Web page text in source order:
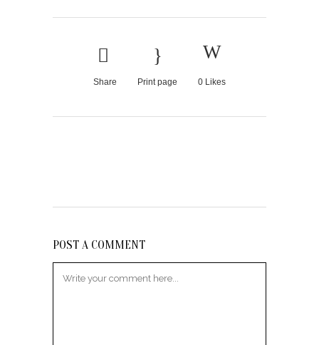
Share Print page 0 Likes
POST A COMMENT